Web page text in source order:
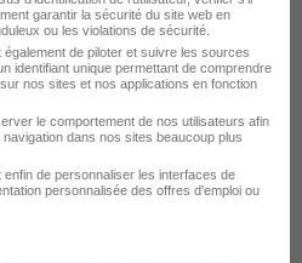
garantir la sécurité du site web en
ou les violations de sécurité.
de piloter et suivre les sources
identifiant unique permettant de comprendre
nos sites et nos applications en fonction
le comportement de nos utilisateurs afin
dans nos sites beaucoup plus
de personnaliser les interfaces de
personnalisée des offres d'emploi ou